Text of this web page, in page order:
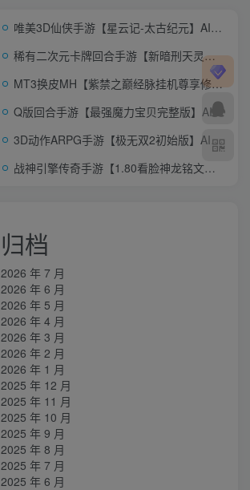
唯美3D仙侠手游【星云记-太古纪元】AI一键全自动搭建+Linux手工服务端+本地验证+管理后台+GM授权后台+假人陪玩+内置清包+安卓+详细搭建教程+视频教程
稀有二次元卡牌回合手游【新暗刑天灵魂技版】AI一键全自动搭建+一键即玩镜像端+Linux手工服务端+安卓+多区跨服+GM授权后台+福利后台+详细搭建教程
MT3换皮MH【紫禁之巅经脉挂机尊享修复版】AI一键全自动搭建+Linux手工服务端+安卓苹果双端+GM后台+详细搭建教程+全套源码
Q版回合手游【最强魔力宝贝完整版】AI一键全自动搭建+最新整理Win系服务端+安卓苹果双端+多区+多功能GM授权后台+详细搭建教程+视频教程
3D动作ARPG手游【极无双2初始版】AI一键全自动搭建+Linux手工服务端+本地注册+本地热更+安卓+GM后台+详细搭建教程+视频教程
战神引擎传奇手游【1.80看脸神龙铭文元素三职业-白猪7.2免授权】AI一键全自动搭建+安卓苹果双端+GM授权物品后台
归档
2026 年 7 月
2026 年 6 月
2026 年 5 月
2026 年 4 月
2026 年 3 月
2026 年 2 月
2026 年 1 月
2025 年 12 月
2025 年 11 月
2025 年 10 月
2025 年 9 月
2025 年 8 月
2025 年 7 月
2025 年 6 月